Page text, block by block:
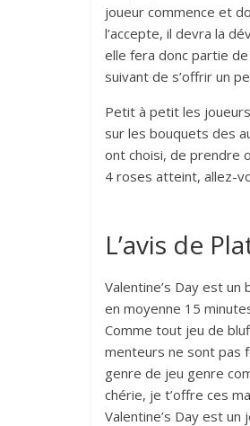
joueur commence et
l’accepte, il devra la
elle fera donc partie
suivant de s’offrir un
Petit à petit les
sur les bouquets des
ont choisi, de prendre
4 roses atteint, allez-
L’avis de
Valentine’s Day est
en moyenne 15
Comme tout jeu de
menteurs ne sont pas
genre de jeu genre
chérie, je t’offre ces
Valentine’s Day est